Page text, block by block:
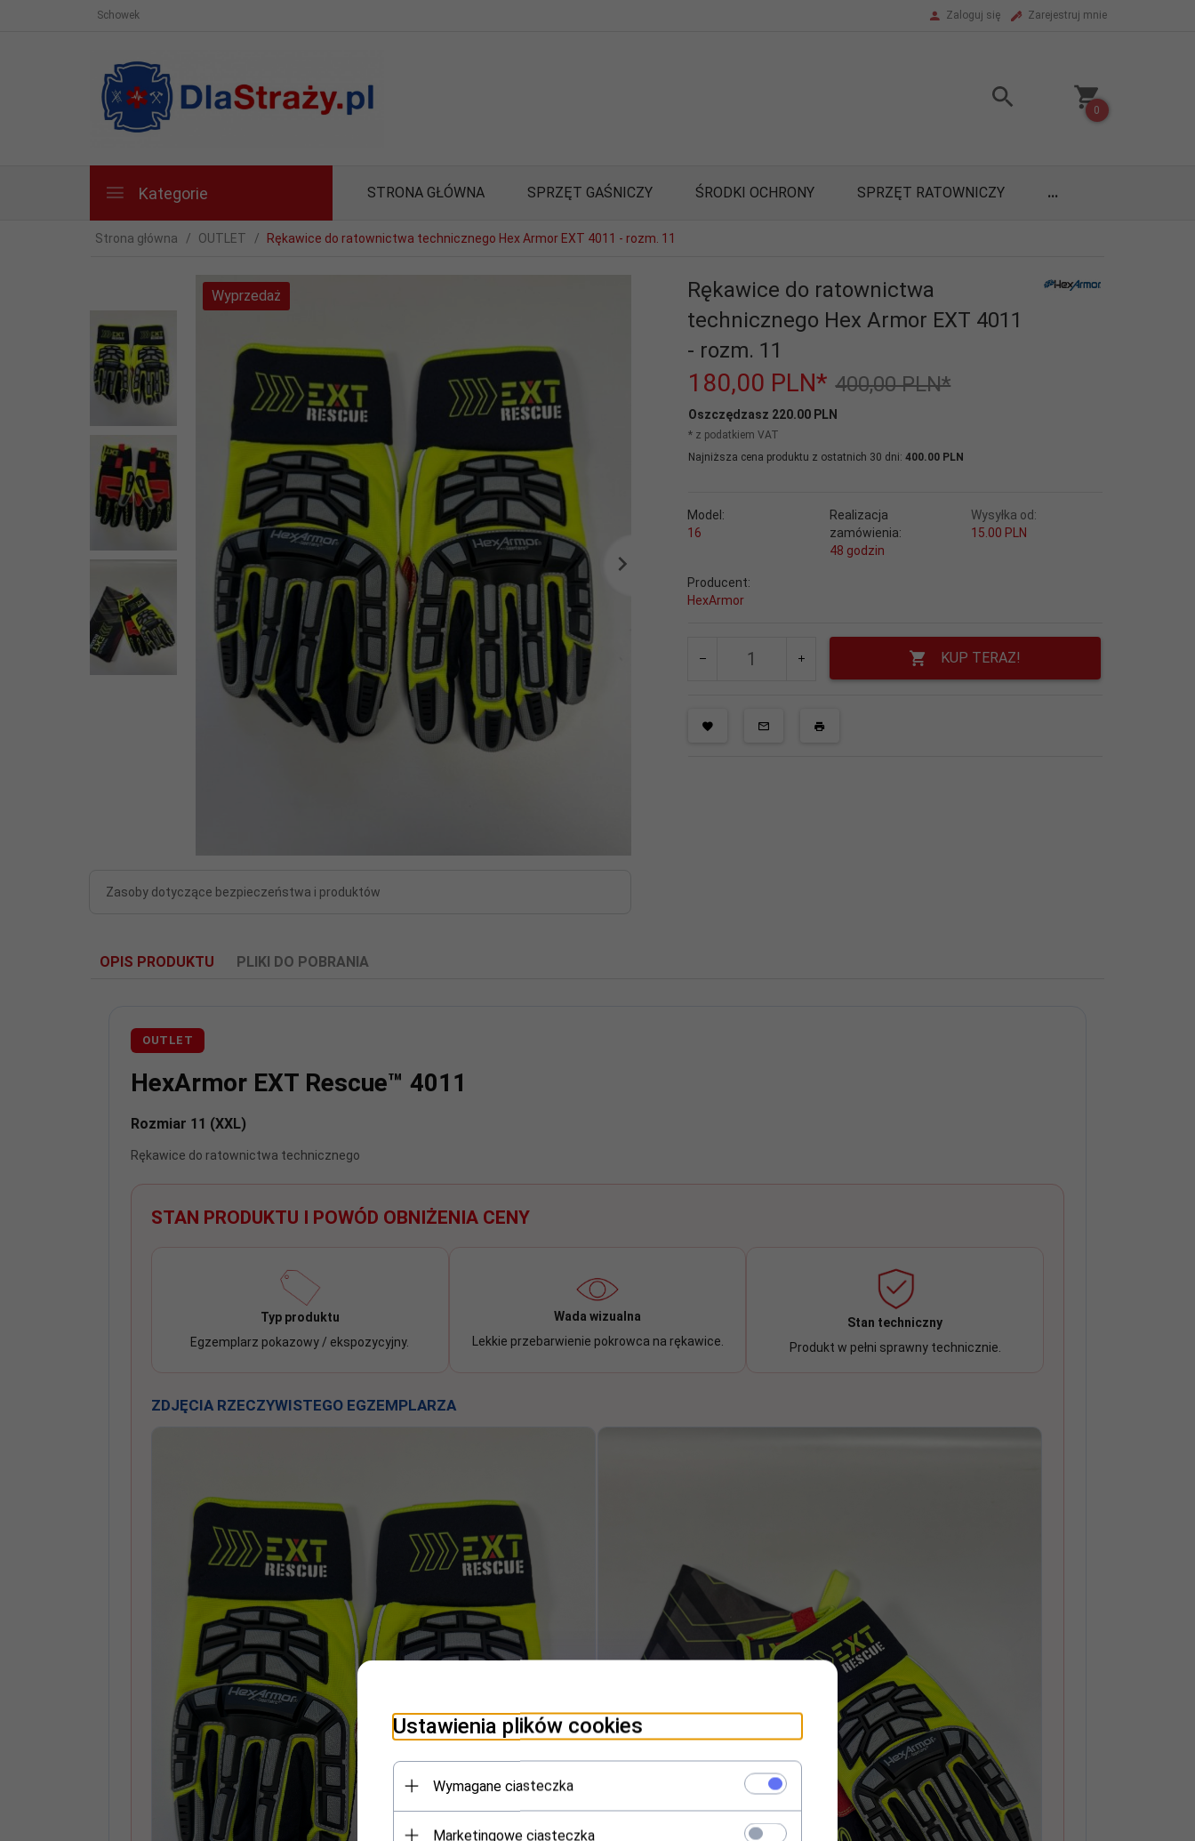
Schowek Zaloguj się Zarejestruj mnie
0
Kategorie STRONA GŁÓWNA SPRZĘT GAŚNICZY ŚRODKI OCHRONY SPRZĘT RATOWNICZY ...
Strona główna OUTLET Rękawice do ratownictwa technicznego Hex Armor EXT 4011 - rozm. 11
Wyprzedaż
Zasoby dotyczące bezpieczeństwa i produktów
Rękawice do ratownictwa
technicznego Hex Armor EXT 4011
- rozm. 11
180,00 PLN* 400,00 PLN*
Oszczędzasz 220.00 PLN
* z podatkiem VAT
Najniższa cena produktu z ostatnich 30 dni:400.00 PLN
Model:
16
Realizacja
zamówienia:
48 godzin
Wysyłka od:
15.00 PLN
Producent:
HexArmor
KUP TERAZ!
OPIS PRODUKTU PLIKI DO POBRANIA
OUTLET
HexArmor EXT Rescue™ 4011
Rozmiar 11 (XXL)
Rękawice do ratownictwa technicznego
STAN PRODUKTU I POWÓD OBNIŻENIA CENY
Typ produktu
Egzemplarz pokazowy / ekspozycyjny.
Wada wizualna
Lekkie przebarwienie pokrowca na rękawice.
Stan techniczny
Produkt w pełni sprawny technicznie.
ZDJĘCIA RZECZYWISTEGO EGZEMPLARZA
Ustawienia plików cookies
Wymagane ciasteczka
Marketingowe ciasteczka